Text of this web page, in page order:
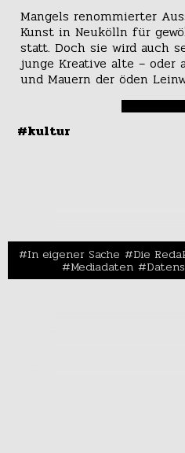
Mangels renommierter
Kunst in Neukölln für
statt. Doch sie wird auch
junge Kreative alte – oder
und Mauern der öden
#kultur
In eigener Sache Die
Mediadaten